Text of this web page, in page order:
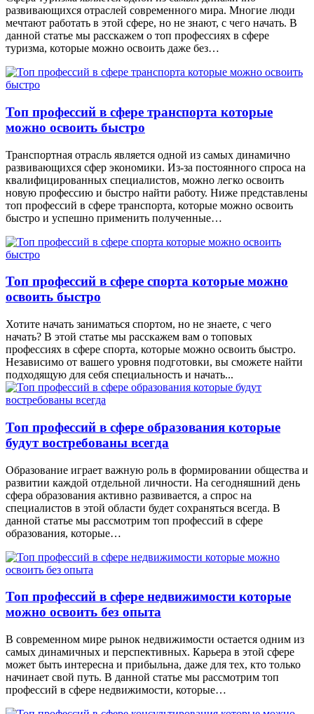
развивающихся отраслей современного мира. Многие люди
мечтают работать в этой сфере, но не знают, с чего начать. В
данной статье мы расскажем о топ профессиях в сфере
туризма, которые можно освоить даже без…
Топ профессий в сфере транспорта которые
можно освоить быстро
Транспортная отрасль является одной из самых динамично
развивающихся сфер экономики. Из-за постоянного спроса на
квалифицированных специалистов, можно легко освоить
новую профессию и быстро найти работу. Ниже представлены
топ профессий в сфере транспорта, которые можно освоить
быстро и успешно применить полученные…
Топ профессий в сфере спорта которые можно
освоить быстро
Хотите начать заниматься спортом, но не знаете, с чего
начать? В этой статье мы расскажем вам о топовых
профессиях в сфере спорта, которые можно освоить быстро.
Независимо от вашего уровня подготовки, вы сможете найти
подходящую для себя специальность и начать...
Топ профессий в сфере образования которые
будут востребованы всегда
Образование играет важную роль в формировании общества и
развитии каждой отдельной личности. На сегодняшний день
сфера образования активно развивается, а спрос на
специалистов в этой области будет сохраняться всегда. В
данной статье мы рассмотрим топ профессий в сфере
образования, которые…
Топ профессий в сфере недвижимости которые
можно освоить без опыта
В современном мире рынок недвижимости остается одним из
самых динамичных и перспективных. Карьера в этой сфере
может быть интересна и прибыльна, даже для тех, кто только
начинает свой путь. В данной статье мы рассмотрим топ
профессий в сфере недвижимости, которые…